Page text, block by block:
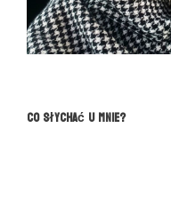
Co słychać u mnie?